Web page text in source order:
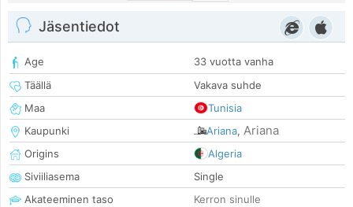
Jäsentiedot
Age
33 vuotta vanha
Täällä
Vakava suhde
Maa
Tunisia
Kaupunki
Ariana, Ariana
Origins
Algeria
Siviiliasema
Single
Akateeminen taso
Kerron sinulle